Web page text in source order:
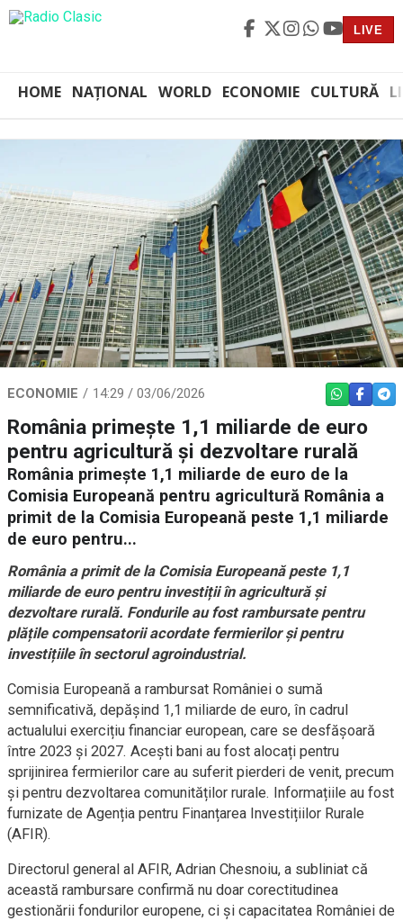
LIVE
HOME NAȚIONAL WORLD ECONOMIE CULTURĂ
ECONOMIE 14:29 / 03/06/2026 WHATSAPP
România primește 1,1 miliarde de euro
pentru agricultură și dezvoltare rurală
România primește 1,1 miliarde de euro de la
Comisia Europeană pentru agricultură România a
primit de la Comisia Europeană peste 1,1 miliarde
de euro pentru...
România a primit de la Comisia Europeană peste 1,1
miliarde de euro pentru investiții în agricultură și
dezvoltare rurală. Fondurile au fost rambursate pentru
plățile compensatorii acordate fermierilor și pentru
investițiile în sectorul agroindustrial.
Comisia Europeană a rambursat României o sumă
semnificativă, depășind 1,1 miliarde de euro, în cadrul
actualului exercițiu financiar european, care se desfășoară
între 2023 și 2027. Acești bani au fost alocați pentru
sprijinirea fermierilor care au suferit pierderi de venit, precum
și pentru dezvoltarea comunităților rurale. Informațiile au fost
furnizate de Agenția pentru Finanțarea Investițiilor Rurale
(AFIR).
Directorul general al AFIR, Adrian Chesnoiu, a subliniat că
această rambursare confirmă nu doar corectitudinea
gestionării fondurilor europene, ci și capacitatea României de